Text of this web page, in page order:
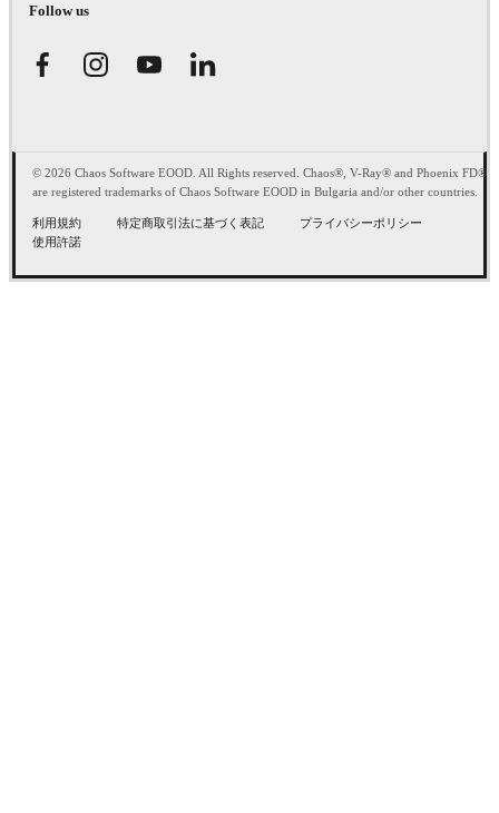
Follow us
© 2026 Chaos Software EOOD. All Rights reserved. Chaos®, V-Ray® and Phoenix FD®
are registered trademarks of Chaos Software EOOD in Bulgaria and/or other countries.
利用規約 特定商取引法に基づく表記
プライバシーポリシー
使用許諾